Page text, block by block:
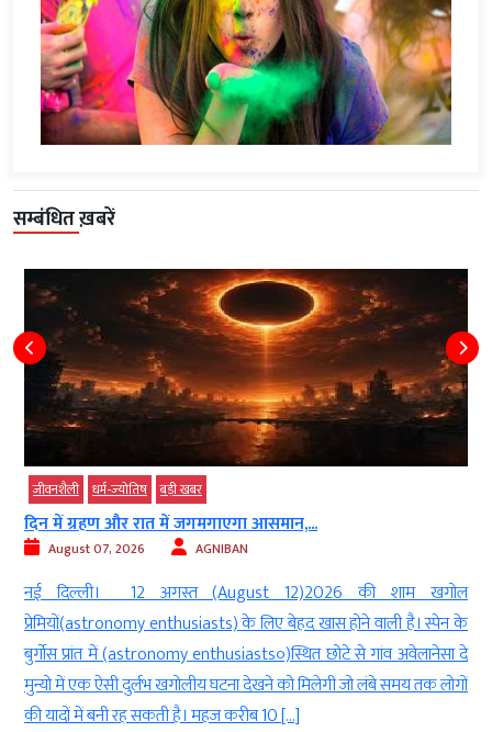
सम्बंधित ख़बरें
जीवनशैली धर्म-ज्‍योतिष बड़ी खबर
दिन में ग्रहण और रात में जगमगाएगा आसमान,...
August 07, 2026 AGNIBAN
नई दिल्ली। 12 अगस्त (August 12)2026 की शाम खगोल
प्रेमियों(astronomy enthusiasts) के लिए बेहद खास होने वाली है। स्पेन के
बुर्गोस प्रांत में (astronomy enthusiasts०)स्थित छोटे से गांव अवेलानेसा दे
मुन्यो में एक ऐसी दुर्लभ खगोलीय घटना देखने को मिलेगी जो लंबे समय तक लोगों
की यादों में बनी रह सकती है। महज करीब 10 […]